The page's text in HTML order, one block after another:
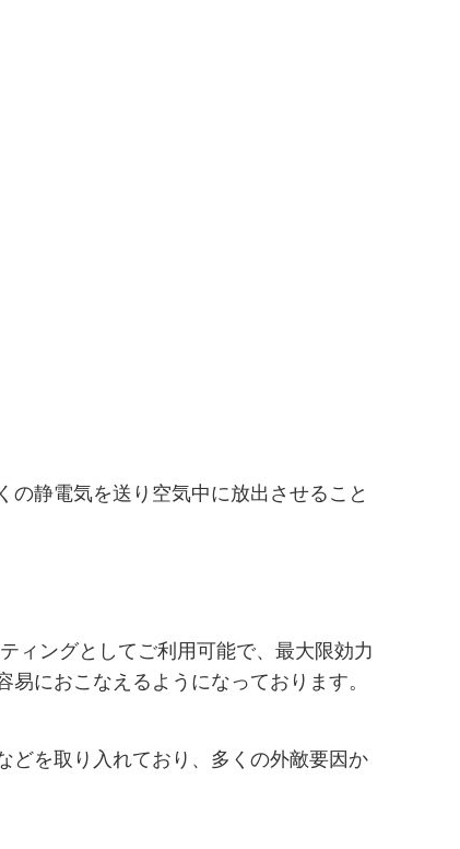
静電気を送り空気中に放出させること
ィングとしてご利用可能で、最大限効力
におこなえるようになっております。
どを取り入れており、多くの外敵要因か